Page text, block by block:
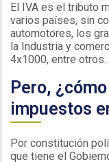
El IVA es el tributo
varios países, sin
automotores, los
la Industria y
4x1000, entre otros.
Pero,
impuestos
Por constitución
que tiene el